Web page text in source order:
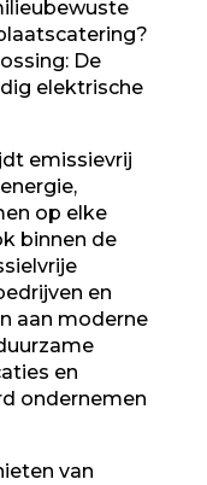
De
elektrische
emissievrij
op elke
binnen de
en
aan moderne
en
ondernemen
van